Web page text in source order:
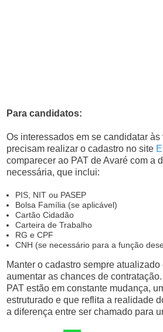
Para candidatos:
Os interessados em se candidatar
precisam realizar o cadastro no site
comparecer ao PAT de Avaré com a
necessária, que inclui:
PIS, NIT ou PASEP
Bolsa Família (se aplicável)
Cartão Cidadão
Carteira de Trabalho
RG e CPF
CNH (se necessário para a função
Manter o cadastro sempre
aumentar as chances de
PAT estão em constante mudança,
estruturado e que reflita a realidade
a diferença entre ser chamado para